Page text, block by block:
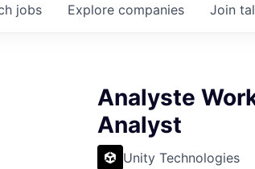
jobs Explore companies Join
Analyste
Analyst
Unity Technologies